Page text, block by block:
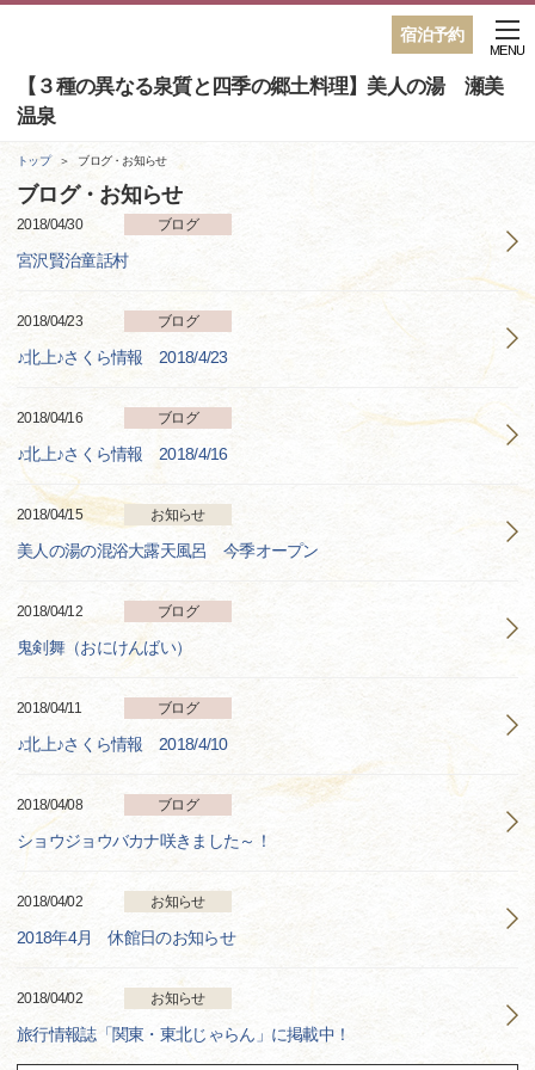
宿泊予約
【３種の異なる泉質と四季の郷土料理】美人の湯 瀬美
温泉
MENU
トップ ブログ・お知らせ
ブログ・お知らせ
2018/04/30 ブログ
宮沢賢治童話村
2018/04/23 ブログ
♪北上♪さくら情報 2018/4/23
2018/04/16 ブログ
♪北上♪さくら情報 2018/4/16
2018/04/15 お知らせ
美人の湯の混浴大露天風呂 今季オープン
2018/04/12 ブログ
鬼剣舞（おにけんばい）
2018/04/11 ブログ
♪北上♪さくら情報 2018/4/10
2018/04/08 ブログ
ショウジョウバカナ咲きました～！
2018/04/02 お知らせ
2018年4月 休館日のお知らせ
2018/04/02 お知らせ
旅行情報誌「関東・東北じゃらん」に掲載中！